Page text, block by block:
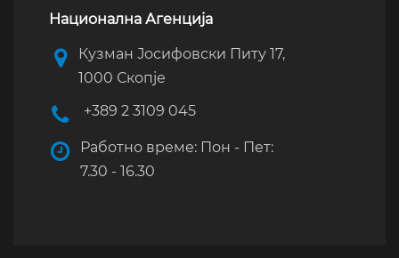
Национална Агенција
Кузман Јосифовски Питу 17,
1000 Скопје
+389 2 3109 045
Работно време: Пон - Пет:
7.30 - 16.30